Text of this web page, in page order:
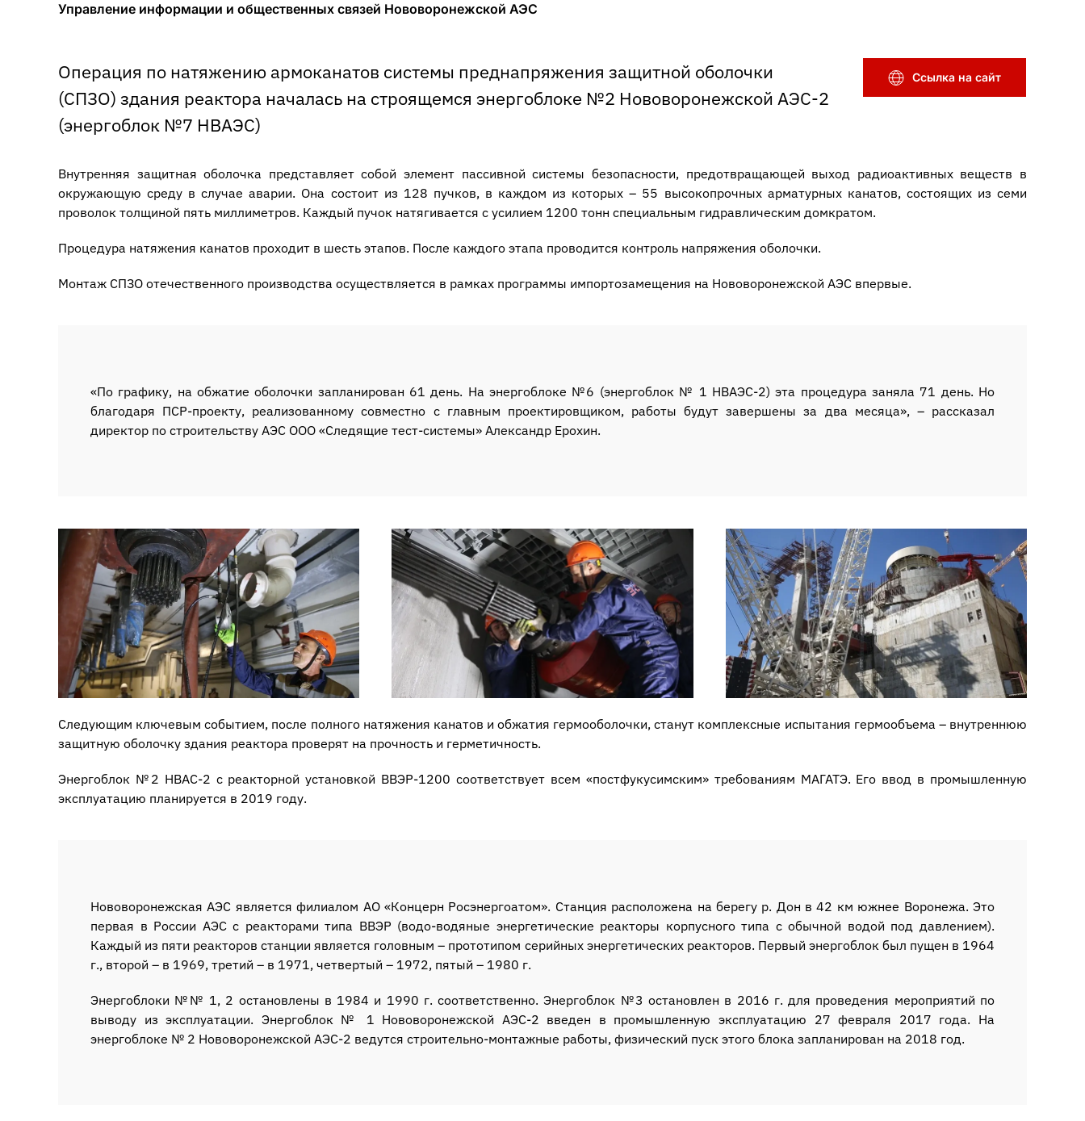
Управление информации и общественных связей Нововоронежской АЭС
Операция по натяжению армоканатов системы преднапряжения защитной оболочки
(СПЗО) здания реактора началась на строящемся энергоблоке №2 Нововоронежской АЭС-2
(энергоблок №7 НВАЭС)
Ссылка на сайт
Внутренняя защитная оболочка представляет собой элемент пассивной системы безопасности, предотвращающей выход радиоактивных веществ в
окружающую среду в случае аварии. Она состоит из 128 пучков, в каждом из которых – 55 высокопрочных арматурных канатов, состоящих из семи
проволок толщиной пять миллиметров. Каждый пучок натягивается с усилием 1200 тонн специальным гидравлическим домкратом.
Процедура натяжения канатов проходит в шесть этапов. После каждого этапа проводится контроль напряжения оболочки.
Монтаж СПЗО отечественного производства осуществляется в рамках программы импортозамещения на Нововоронежской АЭС впервые.
«По графику, на обжатие оболочки запланирован 61 день. На энергоблоке №6 (энергоблок № 1 НВАЭС-2) эта процедура заняла 71 день. Но
благодаря ПСР-проекту, реализованному совместно с главным проектировщиком, работы будут завершены за два месяца», – рассказал
директор по строительству АЭС ООО «Следящие тест-системы» Александр Ерохин.
Следующим ключевым событием, после полного натяжения канатов и обжатия гермооболочки, станут комплексные испытания гермообъема – внутреннюю
защитную оболочку здания реактора проверят на прочность и герметичность.
Энергоблок №2 НВАС-2 с реакторной установкой ВВЭР-1200 соответствует всем «постфукусимским» требованиям МАГАТЭ. Его ввод в промышленную
эксплуатацию планируется в 2019 году.
Нововоронежская АЭС является филиалом АО «Концерн Росэнергоатом». Станция расположена на берегу р. Дон в 42 км южнее Воронежа. Это
первая в России АЭС с реакторами типа ВВЭР (водо-водяные энергетические реакторы корпусного типа с обычной водой под давлением).
Каждый из пяти реакторов станции является головным – прототипом серийных энергетических реакторов. Первый энергоблок был пущен в 1964
г., второй – в 1969, третий – в 1971, четвертый – 1972, пятый – 1980 г.
Энергоблоки №№ 1, 2 остановлены в 1984 и 1990 г. соответственно. Энергоблок №3 остановлен в 2016 г. для проведения мероприятий по
выводу из эксплуатации. Энергоблок № 1 Нововоронежской АЭС-2 введен в промышленную эксплуатацию 27 февраля 2017 года. На
энергоблоке № 2 Нововоронежской АЭС-2 ведутся строительно-монтажные работы, физический пуск этого блока запланирован на 2018 год.